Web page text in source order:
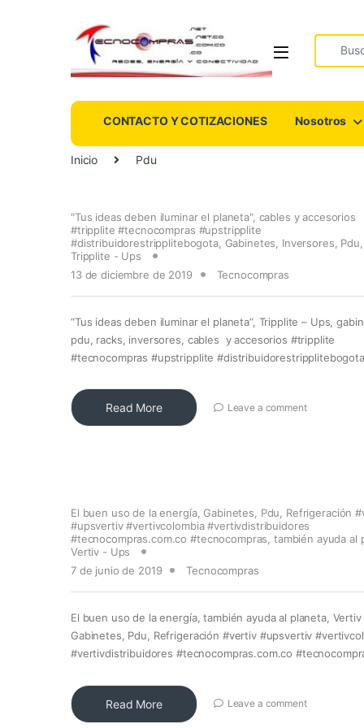
Search
CONTACTO Y COTIZACIONES Nosotros
Inicio Pdu
"Tus ideas deben iluminar el planeta", cables y accesorios
#tripplite #tecnocompras #upstripplite
#distribuidorestripplitebogota, Gabinetes Inversores Pdu
Tripplite - Ups
13 de diciembre de 2019
Tecnocompras
“Tus ideas deben iluminar el planeta”, Tripplite – Ups,
pdu, racks, inversores, cables y accesorios #tripplite
#tecnocompras #upstripplite #distribuidorestripplitebogota
Read More Leave a comment
El buen uso de la energía, Gabinetes, Pdu, Refrigeración
#upsvertiv #vertivcolombia #vertivdistribuidores
#tecnocompras.com.co #tecnocompras, también ayuda al
Vertiv - Ups
7 de junio de 2019
Tecnocompras
El buen uso de la energía, también ayuda al planeta, Vertiv
Gabinetes, Pdu, Refrigeración #vertiv #upsvertiv
#vertivdistribuidores #tecnocompras.com.co
Read More Leave a comment